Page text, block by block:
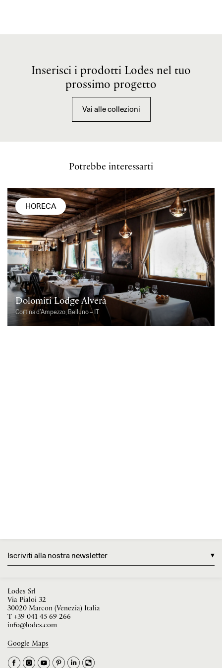
Inserisci i prodotti Lodes nel tuo
prossimo progetto
Vai alle collezioni
Potrebbe interessarti
Dolomiti Lodge Alverà
Cortina d’Ampezzo, Belluno – IT
HORECA
Iscriviti alla nostra newsletter
La tua occupazione è
Lodes Srl
Via Pialoi 32
30020 Marcon (Venezia) Italia
T +39 041 45 69 266
info@lodes.com
Google Maps